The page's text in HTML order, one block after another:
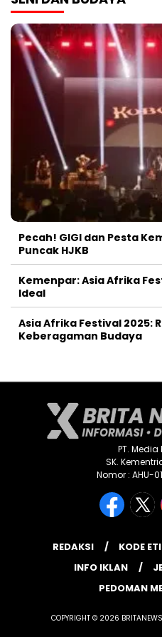
Pecah! GIGI dan Pesta
Puncak HJKB
Kemenpar: Asia Afrika
Ideal
Asia Afrika Festival 2025:
Keberagaman Budaya
PT. Media
SK.
Nomor : AHU-
REDAKSI KODE
INFO IKLAN
PEDOMAN
COPYRIGHT © 2026